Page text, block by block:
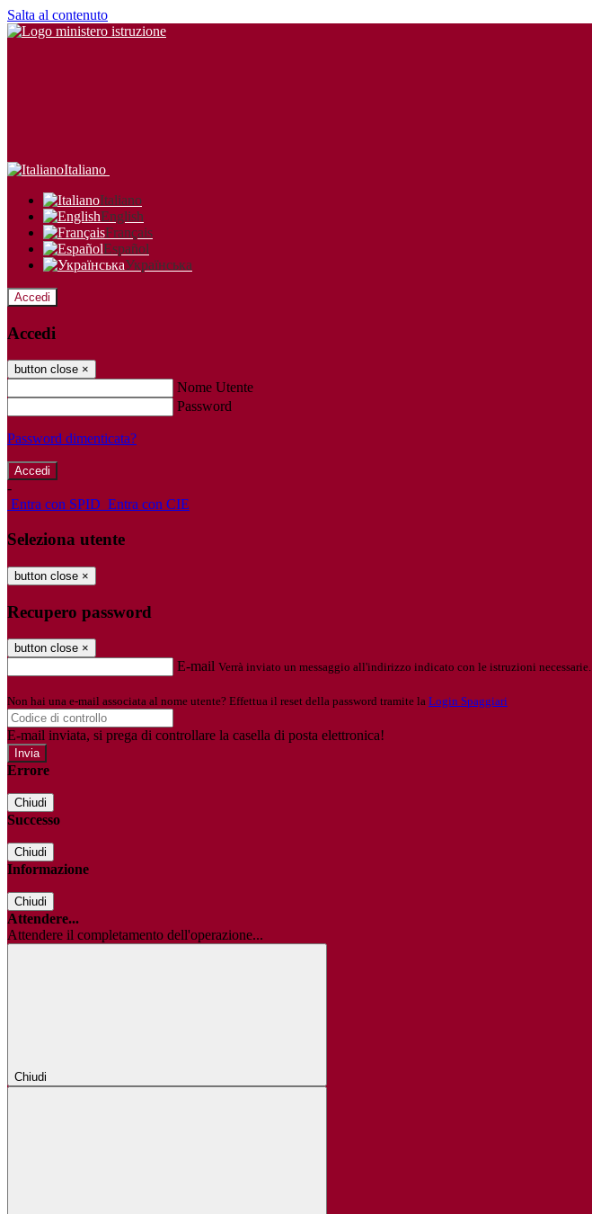
Salta al contenuto
Italiano
Italiano
English
Français
Español
Українська
Accedi
Accedi
button close ×
Nome Utente
Password
Password dimenticata?
-
Entra con SPID Entra con CIE
Seleziona utente
button close ×
Recupero password
button close ×
E-mail Verrà inviato un messaggio all'indirizzo indicato con le istruzioni necessarie.
Non hai una e-mail associata al nome utente? Effettua il reset della password tramite la Login Spaggiari
E-mail inviata, si prega di controllare la casella di posta elettronica!
Errore
Chiudi
Successo
Chiudi
Informazione
Chiudi
Attendere...
Attendere il completamento dell'operazione...
Chiudi